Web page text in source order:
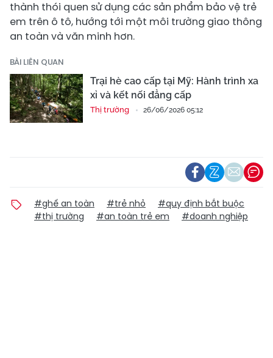
thành thói quen sử dụng các sản phẩm bảo vệ trẻ
em trên ô tô, hướng tới một môi trường giao thông
an toàn và văn minh hơn.
BÀI LIÊN QUAN
Trại hè cao cấp tại Mỹ: Hành trình xa
xỉ và kết nối đẳng cấp
Thị trường 26/06/2026 05:12
#ghế an toàn #trẻ nhỏ
#quy định bắt buộc
#thị trường
#an toàn trẻ em #doanh nghiệp